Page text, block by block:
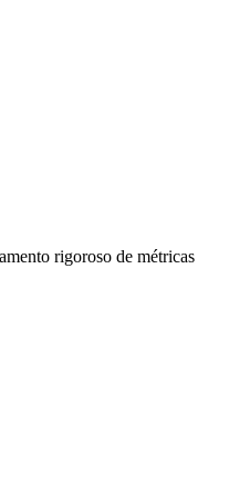
rigoroso de métricas